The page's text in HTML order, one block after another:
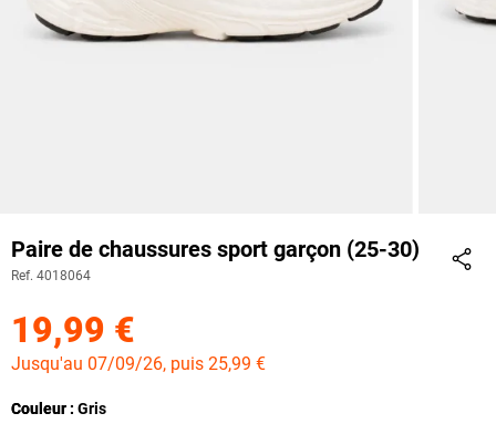
Paire de chaussures sport garçon (25-30)
Ref. 4018064
19,99 €
Jusqu'au 07/09/26, puis 25,99 €
Couleur
Couleur : Gris